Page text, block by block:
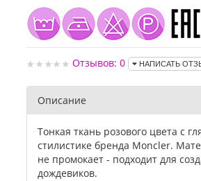
Отзывов: 0 НАПИСАТЬ
Описание
Тонкая ткань розового цвета с
стилистике бренда Moncler.
не промокает - подходит для
дождевиков.